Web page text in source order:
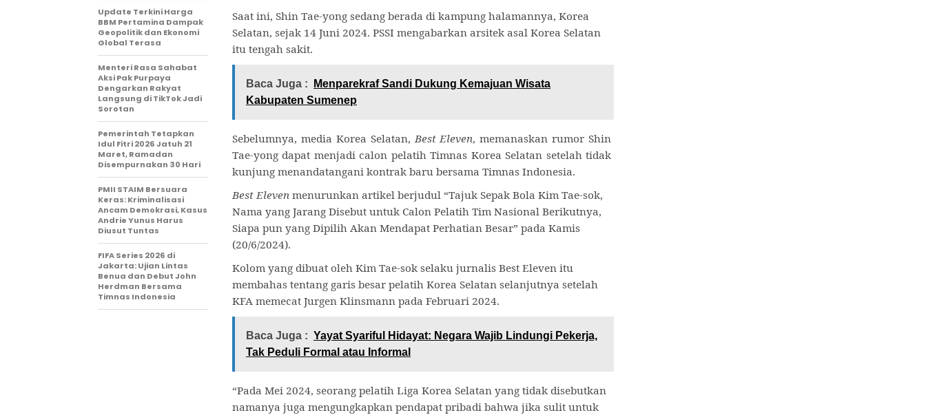
Saat ini, Shin Tae-yong sedang berada di kampung halamannya, Korea
Selatan, sejak 14 Juni 2024. PSSI mengabarkan arsitek asal Korea Selatan
itu tengah sakit.
Baca Juga :
Menparekraf Sandi Dukung Kemajuan Wisata
Kabupaten Sumenep
Sebelumnya, media Korea Selatan, Best Eleven, memanaskan rumor Shin
Tae-yong dapat menjadi calon pelatih Timnas Korea Selatan setelah tidak
kunjung menandatangani kontrak baru bersama Timnas Indonesia.
Best Eleven menurunkan artikel berjudul “Tajuk Sepak Bola Kim Tae-sok,
Nama yang Jarang Disebut untuk Calon Pelatih Tim Nasional Berikutnya,
Siapa pun yang Dipilih Akan Mendapat Perhatian Besar” pada Kamis
(20/6/2024).
Kolom yang dibuat oleh Kim Tae-sok selaku jurnalis Best Eleven itu
membahas tentang garis besar pelatih Korea Selatan selanjutnya setelah
KFA memecat Jurgen Klinsmann pada Februari 2024.
Baca Juga : Yayat Syariful Hidayat: Negara Wajib Lindungi Pekerja,
Tak Peduli Formal atau Informal
“Pada Mei 2024, seorang pelatih Liga Korea Selatan yang tidak disebutkan
namanya juga mengungkapkan pendapat pribadi bahwa jika sulit untuk
Update Terkini Harga
BBM Pertamina Dampak
Geopolitik dan Ekonomi
Global Terasa
Menteri Rasa Sahabat
Aksi Pak Purpaya
Dengarkan Rakyat
Langsung di TikTok Jadi
Sorotan
Pemerintah Tetapkan
Idul Fitri 2026 Jatuh 21
Maret, Ramadan
Disempurnakan 30 Hari
PMII STAIM Bersuara
Keras: Kriminalisasi
Ancam Demokrasi, Kasus
Andrie Yunus Harus
Diusut Tuntas
FIFA Series 2026 di
Jakarta: Ujian Lintas
Benua dan Debut John
Herdman Bersama
Timnas Indonesia